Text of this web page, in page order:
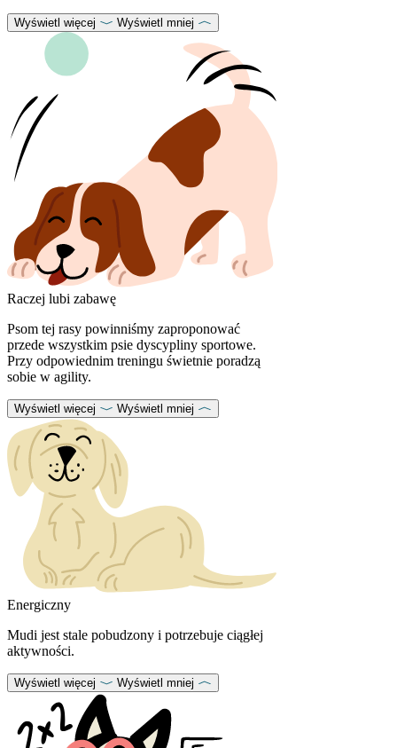
Wyświetl więcej Wyświetl mniej
Raczej lubi zabawę
Psom tej rasy powinniśmy zaproponować
przede wszystkim psie dyscypliny sportowe.
Przy odpowiednim treningu świetnie poradzą
sobie w agility.
Wyświetl więcej Wyświetl mniej
Energiczny
Mudi jest stale pobudzony i potrzebuje ciągłej
aktywności.
Wyświetl więcej Wyświetl mniej